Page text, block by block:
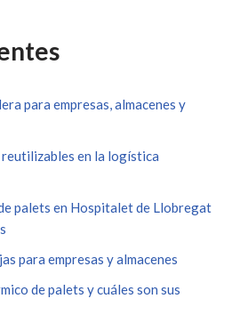
para empresas, almacenes y
en la logística
palets en Hospitalet de Llobregat
para empresas y almacenes
de palets y cuáles son sus